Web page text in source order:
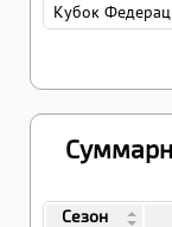
Кубок
Сезон